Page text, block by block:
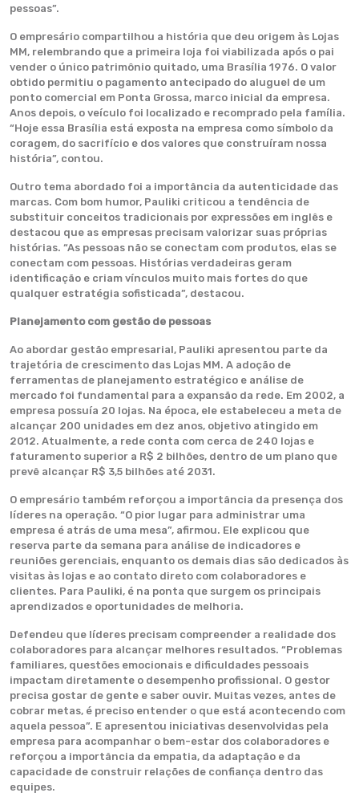
pessoas”.
O empresário compartilhou a história que deu origem às Lojas
MM, relembrando que a primeira loja foi viabilizada após o pai
vender o único patrimônio quitado, uma Brasília 1976. O valor
obtido permitiu o pagamento antecipado do aluguel de um
ponto comercial em Ponta Grossa, marco inicial da empresa.
Anos depois, o veículo foi localizado e recomprado pela família.
“Hoje essa Brasília está exposta na empresa como símbolo da
coragem, do sacrifício e dos valores que construíram nossa
história”, contou.
Outro tema abordado foi a importância da autenticidade das
marcas. Com bom humor, Pauliki criticou a tendência de
substituir conceitos tradicionais por expressões em inglês e
destacou que as empresas precisam valorizar suas próprias
histórias. “As pessoas não se conectam com produtos, elas se
conectam com pessoas. Histórias verdadeiras geram
identificação e criam vínculos muito mais fortes do que
qualquer estratégia sofisticada”, destacou.
Planejamento com gestão de pessoas
Ao abordar gestão empresarial, Pauliki apresentou parte da
trajetória de crescimento das Lojas MM. A adoção de
ferramentas de planejamento estratégico e análise de
mercado foi fundamental para a expansão da rede. Em 2002, a
empresa possuía 20 lojas. Na época, ele estabeleceu a meta de
alcançar 200 unidades em dez anos, objetivo atingido em
2012. Atualmente, a rede conta com cerca de 240 lojas e
faturamento superior a R$ 2 bilhões, dentro de um plano que
prevê alcançar R$ 3,5 bilhões até 2031.
O empresário também reforçou a importância da presença dos
líderes na operação. “O pior lugar para administrar uma
empresa é atrás de uma mesa”, afirmou. Ele explicou que
reserva parte da semana para análise de indicadores e
reuniões gerenciais, enquanto os demais dias são dedicados às
visitas às lojas e ao contato direto com colaboradores e
clientes. Para Pauliki, é na ponta que surgem os principais
aprendizados e oportunidades de melhoria.
Defendeu que líderes precisam compreender a realidade dos
colaboradores para alcançar melhores resultados. “Problemas
familiares, questões emocionais e dificuldades pessoais
impactam diretamente o desempenho profissional. O gestor
precisa gostar de gente e saber ouvir. Muitas vezes, antes de
cobrar metas, é preciso entender o que está acontecendo com
aquela pessoa”. E apresentou iniciativas desenvolvidas pela
empresa para acompanhar o bem-estar dos colaboradores e
reforçou a importância da empatia, da adaptação e da
capacidade de construir relações de confiança dentro das
equipes.